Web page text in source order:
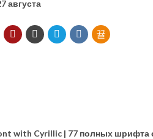
августа
with Cyrillic | 77 полных шрифта